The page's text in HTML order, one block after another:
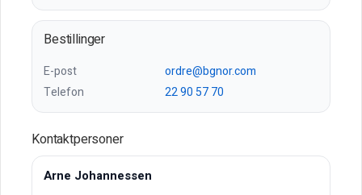
Bestillinger
E-post
ordre@bgnor.com
Telefon
22 90 57 70
Kontaktpersoner
Arne Johannessen